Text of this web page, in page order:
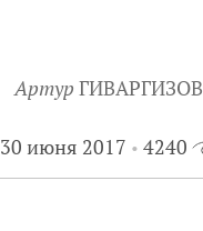
Артур ГИВАРГИЗОВ
30 июня 2017 4240